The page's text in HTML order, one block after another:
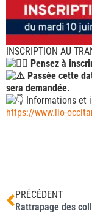
INSCRIPTION AU
Pensez à
Passée cette
sera demandée.
Informations et
https://www.lio-
PRÉCÉDENT